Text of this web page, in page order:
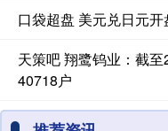
口袋超盘 美元兑日元
天策吧 翔鹭钨业：截
40718户